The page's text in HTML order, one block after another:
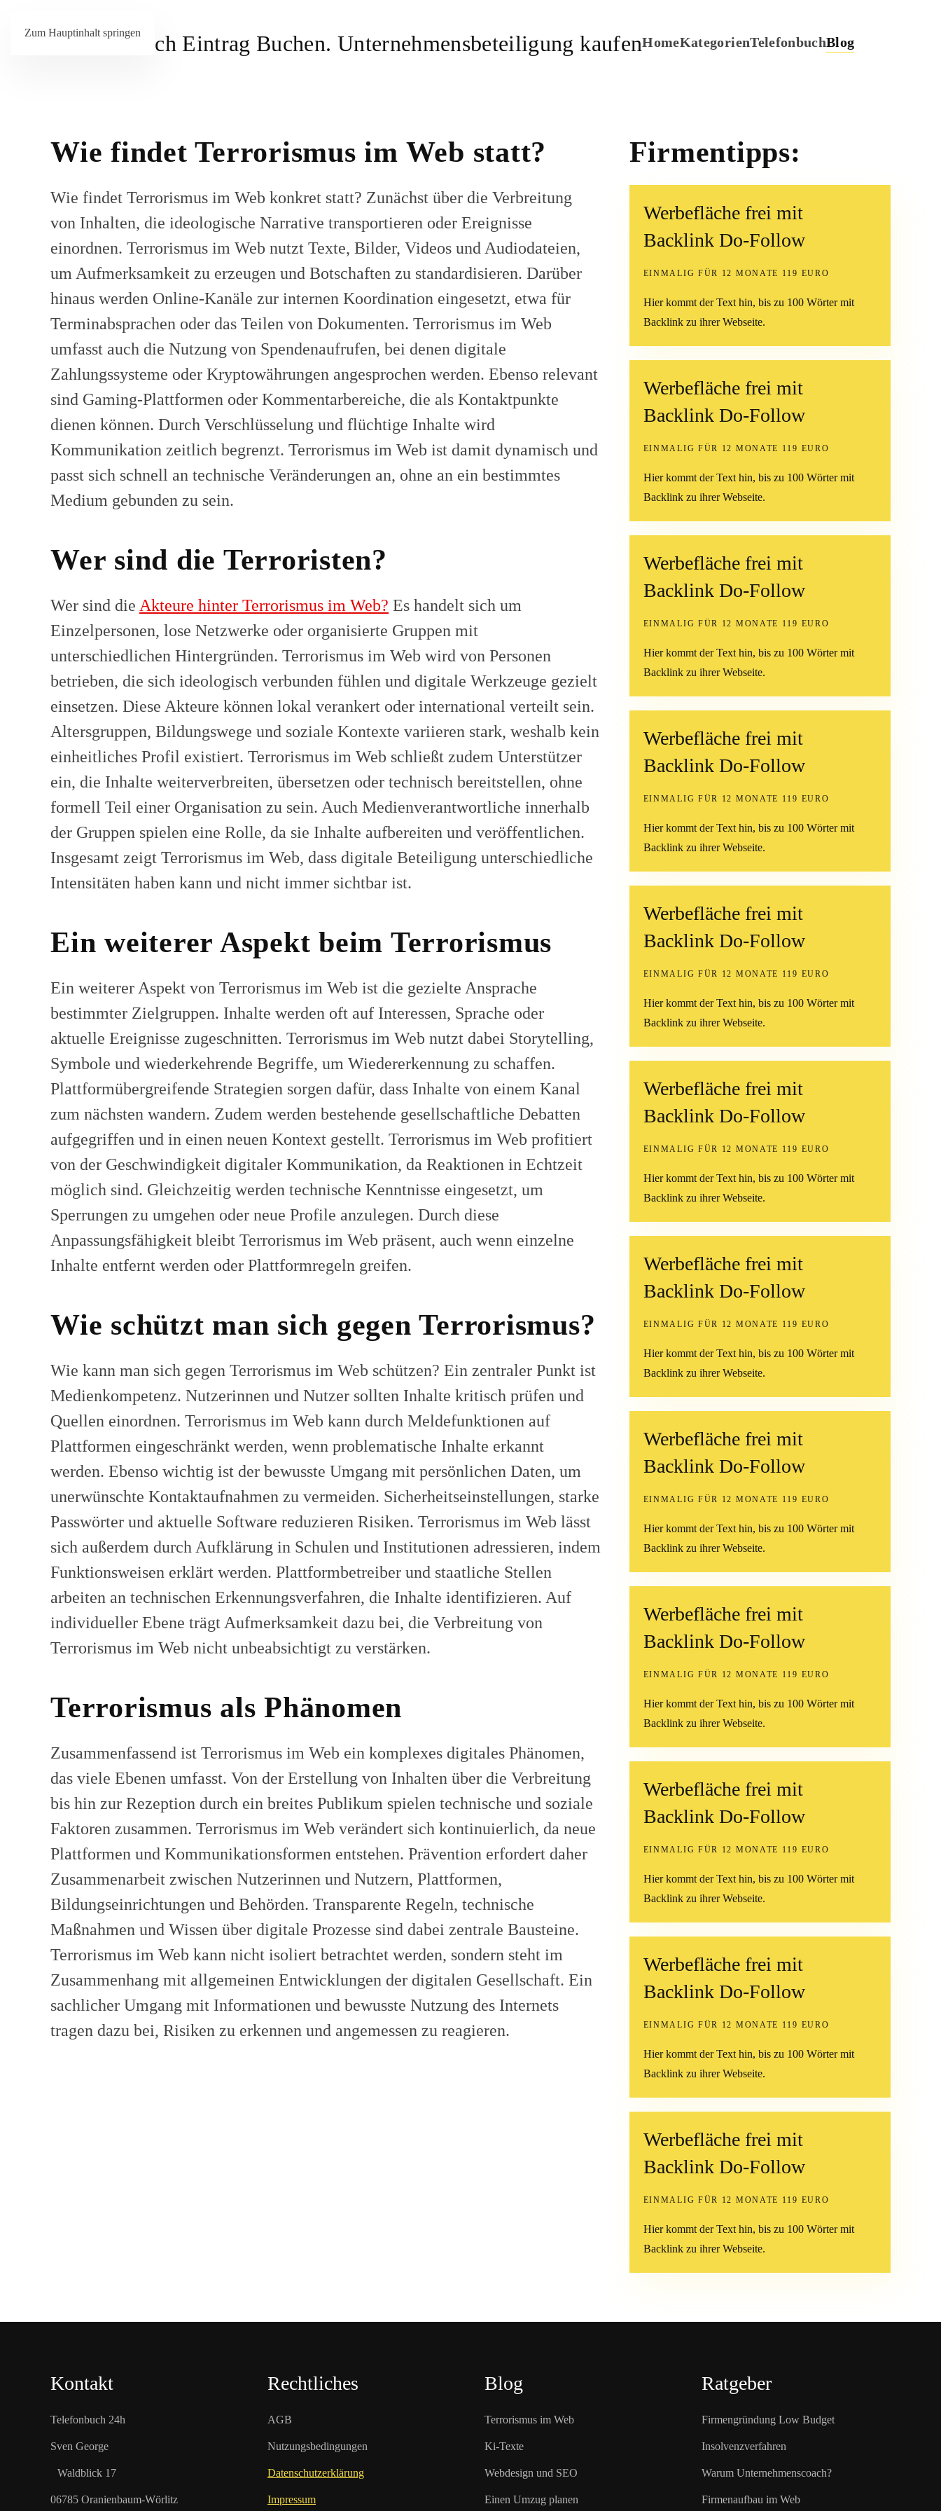
Zum Hauptinhalt springen
HomeKategorienTelefonbuchBlog
Wie findet Terrorismus im Web statt?
Wie findet Terrorismus im Web konkret statt? Zunächst über die Verbreitung
von Inhalten, die ideologische Narrative transportieren oder Ereignisse
einordnen. Terrorismus im Web nutzt Texte, Bilder, Videos und Audiodateien,
um Aufmerksamkeit zu erzeugen und Botschaften zu standardisieren. Darüber
hinaus werden Online-Kanäle zur internen Koordination eingesetzt, etwa für
Terminabsprachen oder das Teilen von Dokumenten. Terrorismus im Web
umfasst auch die Nutzung von Spendenaufrufen, bei denen digitale
Zahlungssysteme oder Kryptowährungen angesprochen werden. Ebenso relevant
sind Gaming-Plattformen oder Kommentarbereiche, die als Kontaktpunkte
dienen können. Durch Verschlüsselung und flüchtige Inhalte wird
Kommunikation zeitlich begrenzt. Terrorismus im Web ist damit dynamisch und
passt sich schnell an technische Veränderungen an, ohne an ein bestimmtes
Medium gebunden zu sein.
Wer sind die Terroristen?
Wer sind die Akteure hinter Terrorismus im Web? Es handelt sich um
Einzelpersonen, lose Netzwerke oder organisierte Gruppen mit
unterschiedlichen Hintergründen. Terrorismus im Web wird von Personen
betrieben, die sich ideologisch verbunden fühlen und digitale Werkzeuge gezielt
einsetzen. Diese Akteure können lokal verankert oder international verteilt sein.
Altersgruppen, Bildungswege und soziale Kontexte variieren stark, weshalb kein
einheitliches Profil existiert. Terrorismus im Web schließt zudem Unterstützer
ein, die Inhalte weiterverbreiten, übersetzen oder technisch bereitstellen, ohne
formell Teil einer Organisation zu sein. Auch Medienverantwortliche innerhalb
der Gruppen spielen eine Rolle, da sie Inhalte aufbereiten und veröffentlichen.
Insgesamt zeigt Terrorismus im Web, dass digitale Beteiligung unterschiedliche
Intensitäten haben kann und nicht immer sichtbar ist.
Ein weiterer Aspekt beim Terrorismus
Ein weiterer Aspekt von Terrorismus im Web ist die gezielte Ansprache
bestimmter Zielgruppen. Inhalte werden oft auf Interessen, Sprache oder
aktuelle Ereignisse zugeschnitten. Terrorismus im Web nutzt dabei Storytelling,
Symbole und wiederkehrende Begriffe, um Wiedererkennung zu schaffen.
Plattformübergreifende Strategien sorgen dafür, dass Inhalte von einem Kanal
zum nächsten wandern. Zudem werden bestehende gesellschaftliche Debatten
aufgegriffen und in einen neuen Kontext gestellt. Terrorismus im Web profitiert
von der Geschwindigkeit digitaler Kommunikation, da Reaktionen in Echtzeit
möglich sind. Gleichzeitig werden technische Kenntnisse eingesetzt, um
Sperrungen zu umgehen oder neue Profile anzulegen. Durch diese
Anpassungsfähigkeit bleibt Terrorismus im Web präsent, auch wenn einzelne
Inhalte entfernt werden oder Plattformregeln greifen.
Wie schützt man sich gegen Terrorismus?
Wie kann man sich gegen Terrorismus im Web schützen? Ein zentraler Punkt ist
Medienkompetenz. Nutzerinnen und Nutzer sollten Inhalte kritisch prüfen und
Quellen einordnen. Terrorismus im Web kann durch Meldefunktionen auf
Plattformen eingeschränkt werden, wenn problematische Inhalte erkannt
werden. Ebenso wichtig ist der bewusste Umgang mit persönlichen Daten, um
unerwünschte Kontaktaufnahmen zu vermeiden. Sicherheitseinstellungen, starke
Passwörter und aktuelle Software reduzieren Risiken. Terrorismus im Web lässt
sich außerdem durch Aufklärung in Schulen und Institutionen adressieren, indem
Funktionsweisen erklärt werden. Plattformbetreiber und staatliche Stellen
arbeiten an technischen Erkennungsverfahren, die Inhalte identifizieren. Auf
individueller Ebene trägt Aufmerksamkeit dazu bei, die Verbreitung von
Terrorismus im Web nicht unbeabsichtigt zu verstärken.
Terrorismus als Phänomen
Zusammenfassend ist Terrorismus im Web ein komplexes digitales Phänomen,
das viele Ebenen umfasst. Von der Erstellung von Inhalten über die Verbreitung
bis hin zur Rezeption durch ein breites Publikum spielen technische und soziale
Faktoren zusammen. Terrorismus im Web verändert sich kontinuierlich, da neue
Plattformen und Kommunikationsformen entstehen. Prävention erfordert daher
Zusammenarbeit zwischen Nutzerinnen und Nutzern, Plattformen,
Bildungseinrichtungen und Behörden. Transparente Regeln, technische
Maßnahmen und Wissen über digitale Prozesse sind dabei zentrale Bausteine.
Terrorismus im Web kann nicht isoliert betrachtet werden, sondern steht im
Zusammenhang mit allgemeinen Entwicklungen der digitalen Gesellschaft. Ein
sachlicher Umgang mit Informationen und bewusste Nutzung des Internets
tragen dazu bei, Risiken zu erkennen und angemessen zu reagieren.
Firmentipps:
Werbefläche frei mit
Backlink Do-Follow
EINMALIG FÜR 12 MONATE 119 EURO
Hier kommt der Text hin, bis zu 100 Wörter mit
Backlink zu ihrer Webseite.
Werbefläche frei mit
Backlink Do-Follow
EINMALIG FÜR 12 MONATE 119 EURO
Hier kommt der Text hin, bis zu 100 Wörter mit
Backlink zu ihrer Webseite.
Werbefläche frei mit
Backlink Do-Follow
EINMALIG FÜR 12 MONATE 119 EURO
Hier kommt der Text hin, bis zu 100 Wörter mit
Backlink zu ihrer Webseite.
Werbefläche frei mit
Backlink Do-Follow
EINMALIG FÜR 12 MONATE 119 EURO
Hier kommt der Text hin, bis zu 100 Wörter mit
Backlink zu ihrer Webseite.
Werbefläche frei mit
Backlink Do-Follow
EINMALIG FÜR 12 MONATE 119 EURO
Hier kommt der Text hin, bis zu 100 Wörter mit
Backlink zu ihrer Webseite.
Werbefläche frei mit
Backlink Do-Follow
EINMALIG FÜR 12 MONATE 119 EURO
Hier kommt der Text hin, bis zu 100 Wörter mit
Backlink zu ihrer Webseite.
Werbefläche frei mit
Backlink Do-Follow
EINMALIG FÜR 12 MONATE 119 EURO
Hier kommt der Text hin, bis zu 100 Wörter mit
Backlink zu ihrer Webseite.
Werbefläche frei mit
Backlink Do-Follow
EINMALIG FÜR 12 MONATE 119 EURO
Hier kommt der Text hin, bis zu 100 Wörter mit
Backlink zu ihrer Webseite.
Werbefläche frei mit
Backlink Do-Follow
EINMALIG FÜR 12 MONATE 119 EURO
Hier kommt der Text hin, bis zu 100 Wörter mit
Backlink zu ihrer Webseite.
Werbefläche frei mit
Backlink Do-Follow
EINMALIG FÜR 12 MONATE 119 EURO
Hier kommt der Text hin, bis zu 100 Wörter mit
Backlink zu ihrer Webseite.
Werbefläche frei mit
Backlink Do-Follow
EINMALIG FÜR 12 MONATE 119 EURO
Hier kommt der Text hin, bis zu 100 Wörter mit
Backlink zu ihrer Webseite.
Werbefläche frei mit
Backlink Do-Follow
EINMALIG FÜR 12 MONATE 119 EURO
Hier kommt der Text hin, bis zu 100 Wörter mit
Backlink zu ihrer Webseite.
Kontakt
Telefonbuch 24h
Sven George
Waldblick 17
06785 Oranienbaum-Wörlitz
Rechtliches
AGB
Nutzungsbedingungen
Datenschutzerklärung
Impressum
Blog
Terrorismus im Web
Ki-Texte
Webdesign und SEO
Einen Umzug planen
Ratgeber
Firmengründung Low Budget
Insolvenzverfahren
Warum Unternehmenscoach?
Firmenaufbau im Web